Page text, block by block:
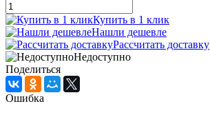
Купить в 1 клик
Нашли дешевле
Рассчитать доставку
Недоступно
Поделиться
Ошибка